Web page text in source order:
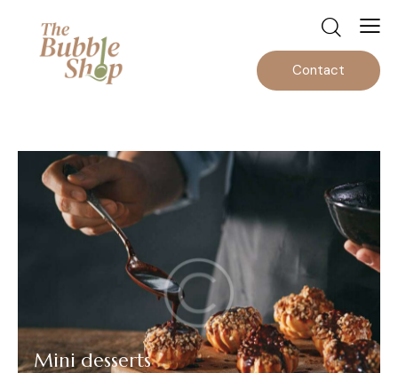
Contact
Mini desserts